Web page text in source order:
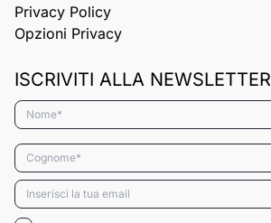
Privacy Policy
Opzioni Privacy
ISCRIVITI ALLA NEWSLETTER
Nome*
Cognome*
Email*